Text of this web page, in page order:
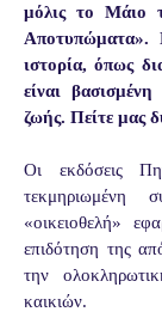
μόλις το Μάιο
Αποτυπώματα».
ιστορία, όπως
είναι
ζωής. Πείτε μας
Οι εκδόσεις
τεκμηριωμένη
«οικειοθελή»
επιδότηση της
την
καικιών.